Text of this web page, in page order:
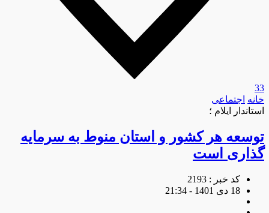
33
خانه اجتماعی
استاندار ایلام ؛
توسعه هر کشور و استان منوط به سرمایه
گذاری است
کد خبر : 2193
18 دی 1401 - 21:34